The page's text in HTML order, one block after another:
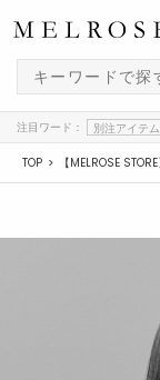
注目ワード： 別注アイテム
TOP 【MELROSE